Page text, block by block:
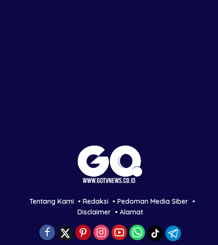
Tentang Kami Redaksi
Pedoman Media Siber
Disclaimer
Alamat